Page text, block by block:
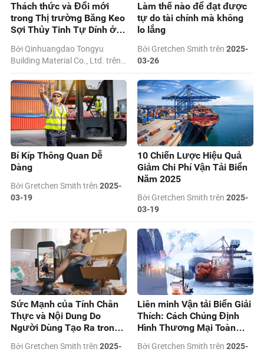
Thách thức và Đổi mới
trong Thị trường Băng Keo
Sợi Thủy Tinh Tự Dính ở
Bởi Qinhuangdao Tongyu
Building Material Co., Ltd. trên
2025-03-27
Làm thế nào để đạt được
tự do tài chính mà không
lo lắng
Bởi Gretchen Smith trên2025-
03-26
Bí Kíp Thông Quan Dễ
Dàng
Bởi Gretchen Smith trên2025-
03-19
10 Chiến Lược Hiệu Quả
Giảm Chi Phí Vận Tải Biển
Năm 2025
Bởi Gretchen Smith trên2025-
03-19
Sức Mạnh của Tính Chân
Thực và Nội Dung Do
Người Dùng Tạo Ra trong
Bởi Gretchen Smith trên2025-
Liên minh Vận tải Biển Giải
Thích: Cách Chúng Định
Hình Thương Mại Toàn
Bởi Gretchen Smith trên2025-